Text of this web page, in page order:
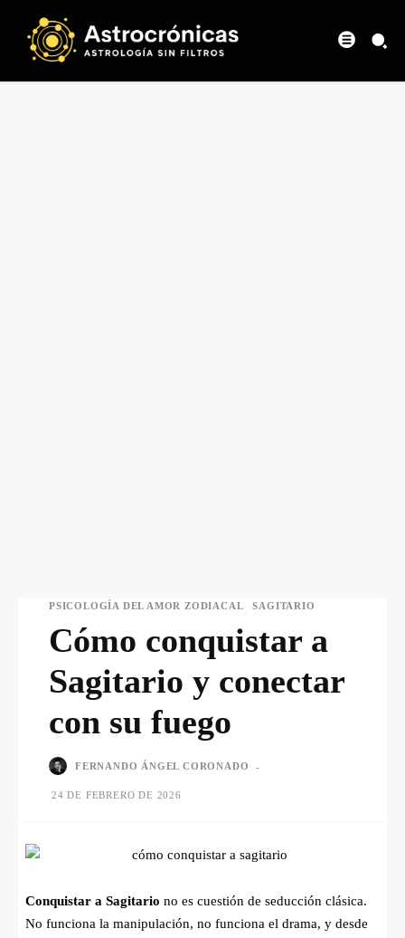
PSICOLOGÍA DEL AMOR ZODIACAL SAGITARIO
Cómo conquistar a
Sagitario y conectar
con su fuego
FERNANDO ÁNGEL CORONADO -
24 DE FEBRERO DE 2026
Conquistar a Sagitario no es cuestión de seducción clásica.
No funciona la manipulación, no funciona el drama, y desde